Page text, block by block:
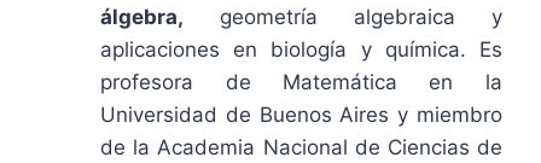
álgebra, geometría algebraica y
aplicaciones en biología y química. Es
profesora de Matemática en la
Universidad de Buenos Aires y miembro
de la Academia Nacional de Ciencias de